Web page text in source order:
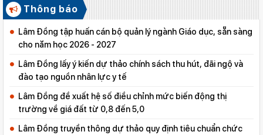
Thông báo
Lâm Đồng tập huấn cán bộ quản lý ngành Giáo dục, sẵn sàng
cho năm học 2026 - 2027
Lâm Đồng lấy ý kiến dự thảo chính sách thu hút, đãi ngộ và
đào tạo nguồn nhân lực y tế
Lâm Đồng đề xuất hệ số điều chỉnh mức biến động thị
trường về giá đất từ 0,8 đến 5,0
Lâm Đồng truyền thông dự thảo quy định tiêu chuẩn chức